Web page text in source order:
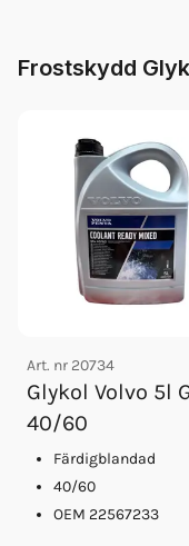
Frostskydd
Art. nr 20734
Glykol Volvo 5l
40/60
Färdigblandad
40/60
OEM 22567233